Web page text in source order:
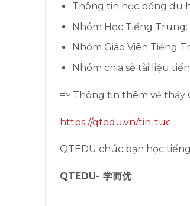
Thông tin học bổng du
Nhóm Học Tiếng Trung:
Nhóm Giáo Viên Tiếng
Nhóm chia sẻ tài liệu
=> Thông tin thêm về thầy
https://qtedu.vn/tin-tuc
QTEDU chúc bạn học
QTEDU- 学而优